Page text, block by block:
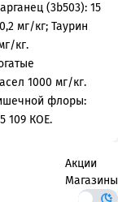
(3b503): 15
мг/кг; Таурин
кг.
1000 мг/кг.
флоры:
109 КОЕ.
Акции
Магазины